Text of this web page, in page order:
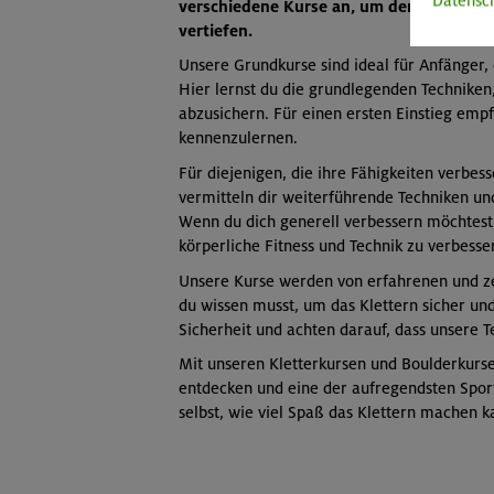
Di, Do 17:15-20:15 | DAV
Technikmodul 2 indoor: Klettern im
MUC-26-0863
Technikmodul 2 indoor: Klettern im
MUC-26-0875
Mi 18:45-21:45 | DAV Kletter-
Technikmodul 2 indoor: Klettern im
MUC-26-0875
So 18:30-21:30 | DAV Kletter-
Technikmodul 2 indoor: Klettern im
verschiedene Kurse an, um den Einstieg
vertiefen.
Unsere Grundkurse sind ideal für
Hier lernst du die grundlegenden
abzusichern. Für einen ersten Einstieg
kennenzulernen.
Für diejenigen, die ihre Fähigkeiten
vermitteln dir weiterführende Techniken
Wenn du dich generell verbessern
körperliche Fitness und Technik zu
Unsere Kurse werden von erfahrenen
du wissen musst, um das Klettern sicher
Sicherheit und achten darauf, dass unsere
Mit unseren Kletterkursen und
entdecken und eine der aufregendsten
selbst, wie viel Spaß das Klettern machen